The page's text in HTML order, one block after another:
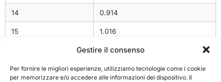
Gestire il consenso
Per fornire le migliori esperienze, utilizziamo tecnologie come i cookie
per memorizzare e/o accedere alle informazioni del dispositivo. Il
14 0.914
15 1.016
1.143
17 1.270